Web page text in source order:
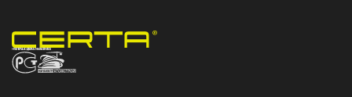
НПП «СПЕКТР» ЗАВОД ЛАКОКРАСОЧНЫХ МАТЕРИАЛОВ